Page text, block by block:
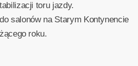
toru jazdy.
salonów na Starym Kontynencie
roku.